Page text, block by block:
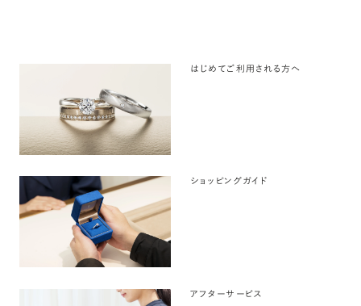
はじめてご利用される方へ
ショッピングガイド
アフターサービス